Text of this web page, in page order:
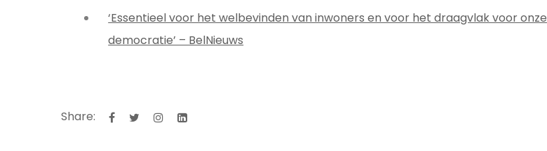
‘Essentieel voor het welbevinden van inwoners en voor het draagvlak voor onze
democratie’ – BelNieuws
Share: